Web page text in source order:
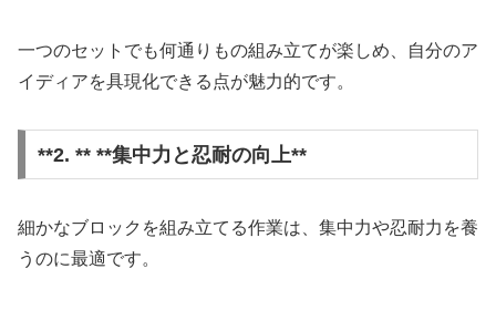
一つのセットでも何通りもの組み立てが楽しめ、自分のア
イディアを具現化できる点が魅力的です。
**2. ** **集中力と忍耐の向上**
細かなブロックを組み立てる作業は、集中力や忍耐力を養
うのに最適です。